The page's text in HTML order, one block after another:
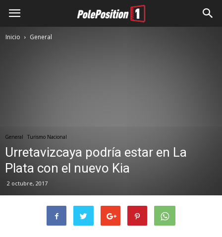
Inicio General
General Turismo Nacional
Urretavizcaya podría estar en La
Plata con el nuevo Kia
2 octubre, 2017